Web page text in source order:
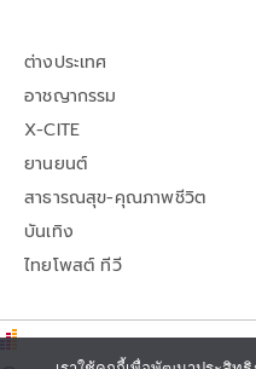
ต่างประเทศ
อาชญากรรม
X-CITE
ยานยนต์
สาธารณสุข-คุณภาพชีวิต
บันเทิง
ไทยโพสต์ ทีวี